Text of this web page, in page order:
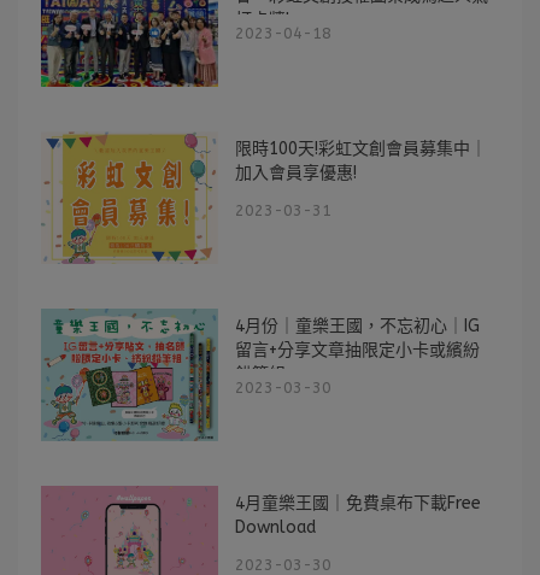
打卡牆!
2023-04-18
限時100天!彩虹文創會員募集中｜
加入會員享優惠!
2023-03-31
4月份｜童樂王國，不忘初心｜IG
留言+分享文章抽限定小卡或繽紛
鉛筆組
2023-03-30
4月童樂王國｜免費桌布下載Free
Download
2023-03-30